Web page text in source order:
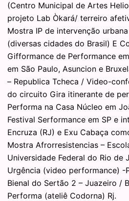
(Centro Municipal de Artes
projeto Lab Òkará/ terreiro
Mostra IP de intervenção
(diversas cidades do Brasil) E
Gifformance de Performance
em São Paulo, Asuncion e
– Republica Tcheca / Video-
do circuito Gira itinerante de
Performa na Casa Núcleo em
Festival Serformance em SP e
Encruza (RJ) e Exu Cabaça
Mostra Afrorresistencias –
Universidade Federal do Rio de
Urgência (video performance) -
Bienal do Sertão 2 – Juazeiro /
Performa (ateliê Codorna) Rj.